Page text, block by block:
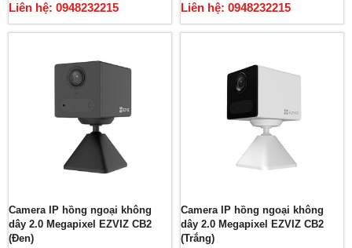
Liên hệ: 0948232215 Liên hệ: 0948232215
Camera IP hồng ngoại không
dây 2.0 Megapixel EZVIZ CB2
(Đen)
Camera IP hồng ngoại không
dây 2.0 Megapixel EZVIZ CB2
(Trắng)